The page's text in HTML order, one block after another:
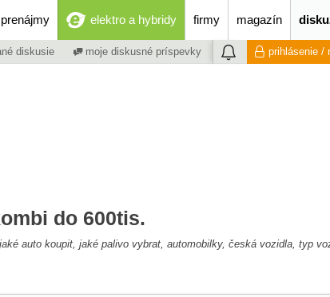
prenájmy elektro a hybridy firmy magazín
diskusie moje diskusné príspevky prihlásenie /
do 600tis.
auto koupit, jaké palivo vybrat, automobilky, česká vozidla, typ